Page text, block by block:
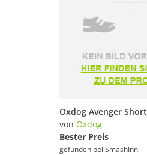
von Oxdog
Bester Preis
gefunden bei SmashInn